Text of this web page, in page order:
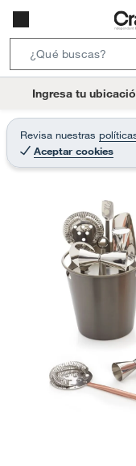
t
Ingresa tu
Revisa nuestras
Aceptar cookies